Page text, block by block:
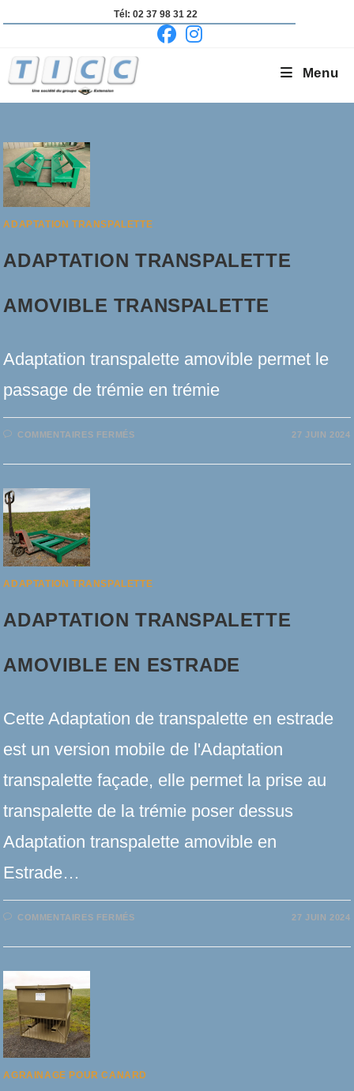
to
Tél: 02 37 98 31 22
Menu
ADAPTATION TRANSPALETTE
ADAPTATION TRANSPALETTE
AMOVIBLE TRANSPALETTE
Adaptation transpalette amovible permet le
passage de trémie en trémie
COMMENTAIRES FERMÉSSUR
AMOVIBLE
27 JUIN 2024
ADAPTATION TRANSPALETTE
ADAPTATION TRANSPALETTE
AMOVIBLE EN ESTRADE
Cette Adaptation de transpalette en estrade
est un version mobile de l'Adaptation
transpalette façade, elle permet la prise au
transpalette de la trémie poser dessus
Adaptation transpalette amovible en
Estrade…
COMMENTAIRES FERMÉSSUR
AMOVIBLE
27 JUIN 2024
AGRAINAGE POUR CANARD